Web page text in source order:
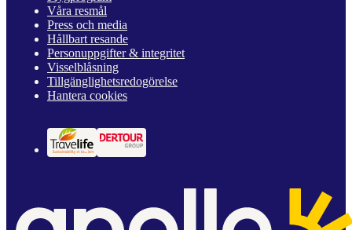
Våra resmål
Press och media
Hållbart resande
Personuppgifter & integritet
Visselblåsning
Tillgänglighetsredogörelse
Hantera cookies